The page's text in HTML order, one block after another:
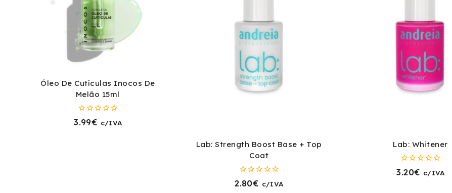
Óleo De Cutículas Inocos De
Melão 15ml
0
fora
3.99€ c/IVA
Lab: Strength Boost Base + Top
Coat
0
fora
2.80€ c/IVA
Lab: Whitener
0
fora
3.20€ c/IVA